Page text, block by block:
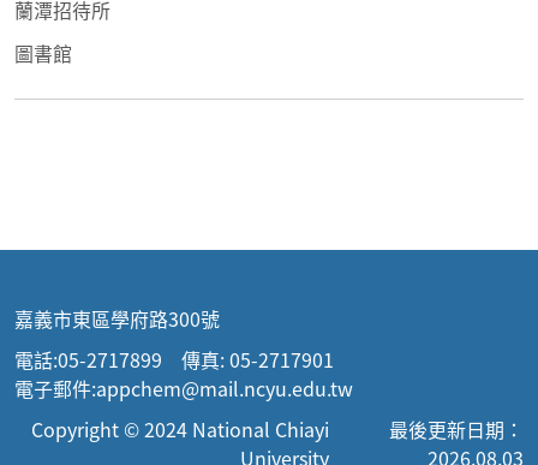
蘭潭招待所
圖書館
嘉義市東區學府路300號
電話:05-2717899 傳真: 05-2717901
電子郵件:appchem@mail.ncyu.edu.tw
Copyright © 2024 National Chiayi
University
最後更新日期：
2026.08.03